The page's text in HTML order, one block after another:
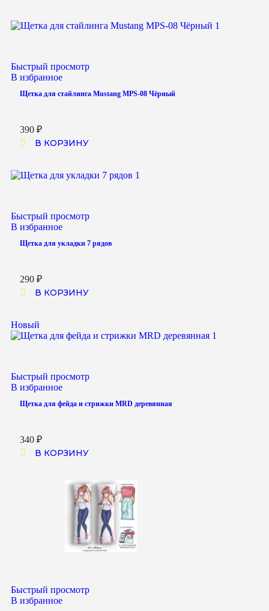
Быстрый просмотр
В избранное
Щетка для стайлинга Mustang MPS-08 Чёрный
390 ₽
В КОРЗИНУ
Быстрый просмотр
В избранное
Щетка для укладки 7 рядов
290 ₽
В КОРЗИНУ
Новый
Быстрый просмотр
В избранное
Щетка для фейда и стрижки MRD деревянная
340 ₽
В КОРЗИНУ
Быстрый просмотр
В избранное